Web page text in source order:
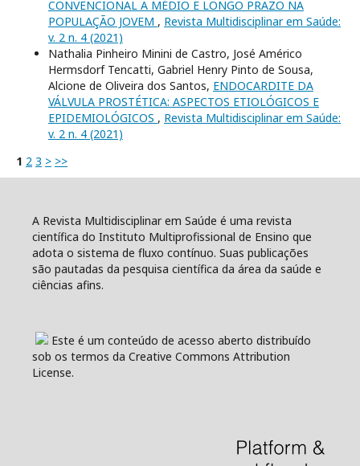
CONVENCIONAL A MÉDIO E LONGO PRAZO NA
POPULAÇÃO JOVEM , Revista Multidisciplinar em Saúde:
v. 2 n. 4 (2021)
Nathalia Pinheiro Minini de Castro, José Américo
Hermsdorf Tencatti, Gabriel Henry Pinto de Sousa,
Alcione de Oliveira dos Santos, ENDOCARDITE DA
VÁLVULA PROSTÉTICA: ASPECTOS ETIOLÓGICOS E
EPIDEMIOLÓGICOS , Revista Multidisciplinar em Saúde:
v. 2 n. 4 (2021)
1 2 3 > >>
A Revista Multidisciplinar em Saúde é uma revista
científica do Instituto Multiprofissional de Ensino que
adota o sistema de fluxo contínuo. Suas publicações
são pautadas da pesquisa científica da área da saúde e
ciências afins.
Este é um conteúdo de acesso aberto distribuído
sob os termos da Creative Commons Attribution
License.